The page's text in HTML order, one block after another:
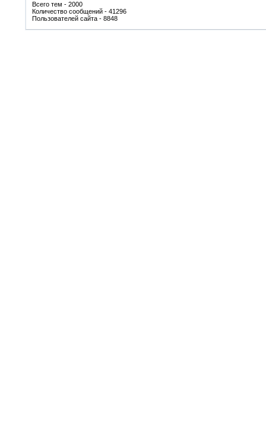
Всего тем - 2000
Количество сообщений - 41296
Пользователей сайта - 8848